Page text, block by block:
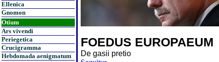
Ellenica
Gnomon
Otium
Ars vivendi
Periegetica
Crucigramma
Hebdomada aenigmatum
FOEDUS EUROPAEUM
De gasii pretio